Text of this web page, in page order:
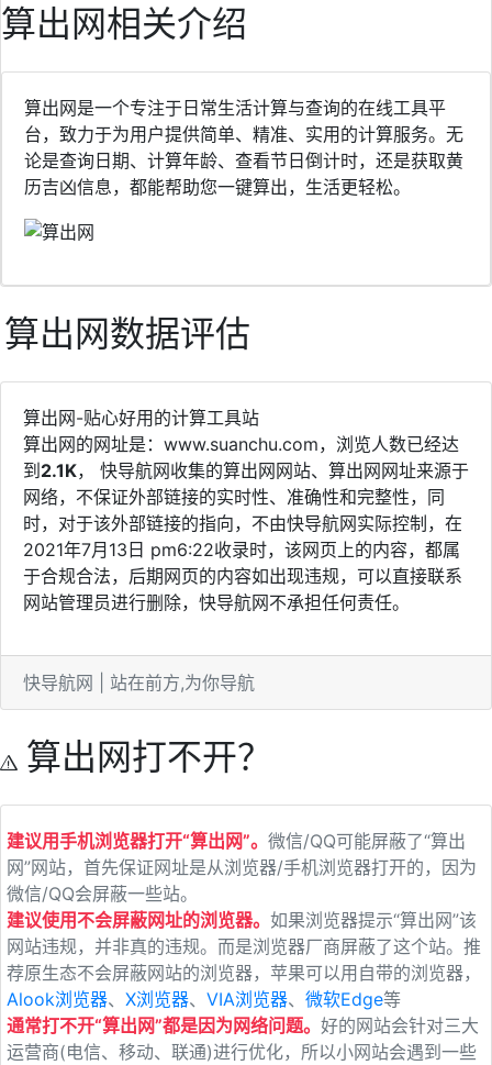
算出网相关介绍
算出网是一个专注于日常生活计算与查询的在线工具平
台，致力于为用户提供简单、精准、实用的计算服务。无
论是查询日期、计算年龄、查看节日倒计时，还是获取黄
历吉凶信息，都能帮助您一键算出，生活更轻松。
算出网数据评估
算出网-贴心好用的计算工具站
算出网的网址是：www.suanchu.com，浏览人数已经达
到 2.1K， 快导航网收集的算出网网站、算出网网址来源于
网络，不保证外部链接的实时性、准确性和完整性，同
时，对于该外部链接的指向，不由快导航网实际控制，在
2021年7月13日 pm6:22收录时，该网页上的内容，都属
于合规合法，后期网页的内容如出现违规，可以直接联系
网站管理员进行删除，快导航网不承担任何责任。
快导航网 | 站在前方,为你导航
算出网打不开？
建议用手机浏览器打开“算出网”。 微信/QQ可能屏蔽了“算出
网”网站，首先保证网址是从浏览器/手机浏览器打开的，因为
微信/QQ会屏蔽一些站。
建议使用不会屏蔽网址的浏览器。 如果浏览器提示“算出网”该
网站违规，并非真的违规。而是浏览器厂商屏蔽了这个站。推
荐原生态不会屏蔽网站的浏览器，苹果可以用自带的浏览器，
Alook浏览器、 X浏览器、 VIA浏览器、 微软Edge等
通常打不开“算出网”都是因为网络问题。 好的网站会针对三大
运营商(电信、移动、联通)进行优化，所以小网站会遇到一些